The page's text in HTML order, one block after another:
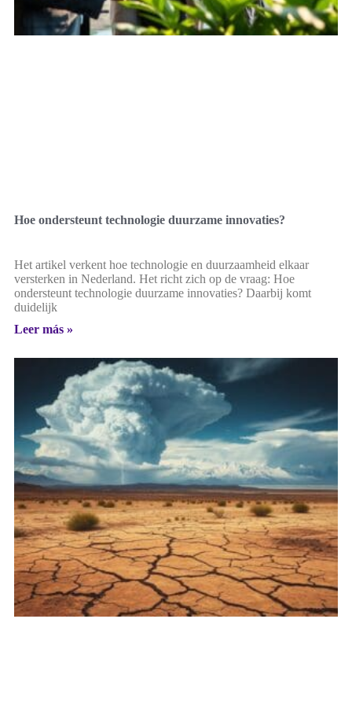
Hoe ondersteunt technologie duurzame innovaties?
Het artikel verkent hoe technologie en duurzaamheid elkaar
versterken in Nederland. Het richt zich op de vraag: Hoe
ondersteunt technologie duurzame innovaties? Daarbij komt
duidelijk
Leer más »